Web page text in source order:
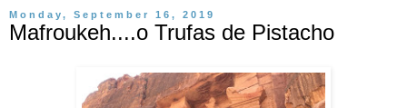
Monday, September 16, 2019
Mafroukeh....o Trufas de Pistacho